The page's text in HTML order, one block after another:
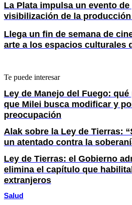
La Plata impulsa un evento
visibilización de la
Llega un fin de semana de
arte a los espacios culturales
Te puede interesar
Ley de Manejo del Fuego:
que Milei busca modificar y
preocupación
Alak sobre la Ley de Tierras:
un atentado contra la
Ley de Tierras: el Gobierno
elimina el capítulo que
extranjeros
Salud